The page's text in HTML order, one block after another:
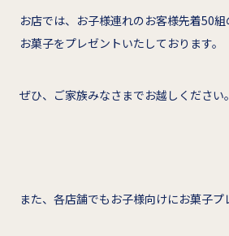
お店では、お子様連れのお客様先着50
お菓子をプレゼントいたしております。
ぜひ、ご家族みなさまでお越しください。
また、各店舗でもお子様向けにお菓子プ